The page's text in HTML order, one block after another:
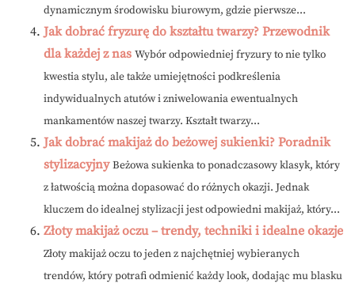
dynamicznym środowisku biurowym, gdzie pierwsze...
Jak dobrać fryzurę do kształtu twarzy? Przewodnik
dla każdej z nas Wybór odpowiedniej fryzury to nie tylko
kwestia stylu, ale także umiejętności podkreślenia
indywidualnych atutów i zniwelowania ewentualnych
mankamentów naszej twarzy. Kształt twarzy...
Jak dobrać makijaż do beżowej sukienki? Poradnik
stylizacyjny Beżowa sukienka to ponadczasowy klasyk, który
z łatwością można dopasować do różnych okazji. Jednak
kluczem do idealnej stylizacji jest odpowiedni makijaż, który...
Złoty makijaż oczu – trendy, techniki i idealne okazje
Złoty makijaż oczu to jeden z najchętniej wybieranych
trendów, który potrafi odmienić każdy look, dodając mu blasku